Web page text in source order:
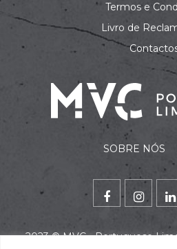
Termos e
Livro de
SOBRE NÓS
2023 ©MVC - Portuguese